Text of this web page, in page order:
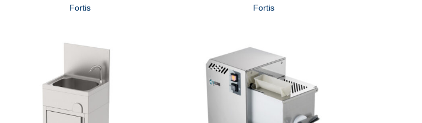
Fortis Fortis